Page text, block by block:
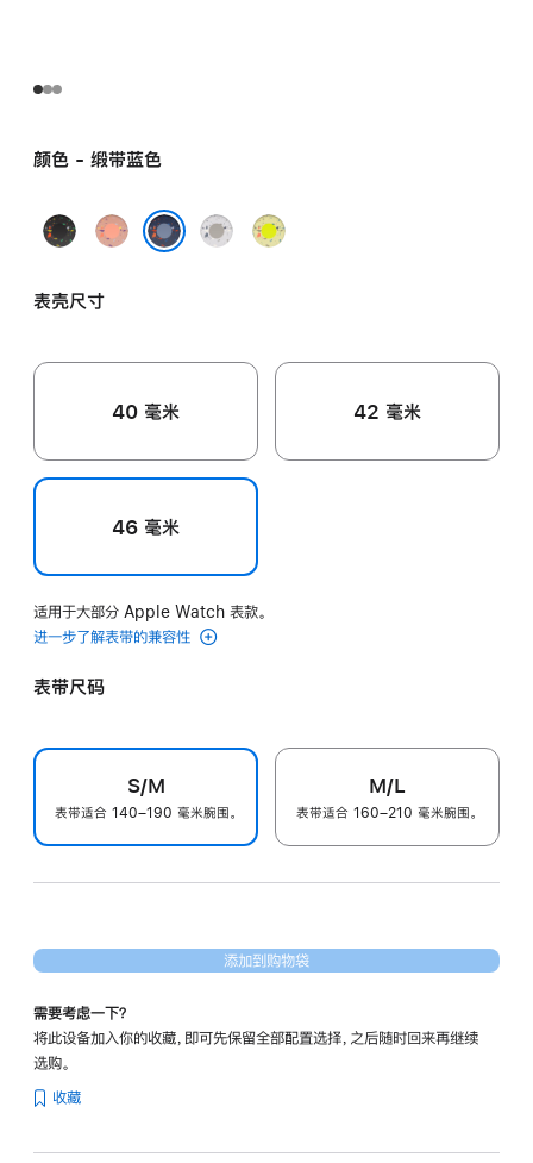
颜色 - 缎带蓝色
午
黑
山
粉
朦
荧
表壳尺寸
40 毫米 42 毫米
46 毫米
适用于大部分 Apple Watch 表款。
进一步了解表带的兼容性
表带尺码
S/M
表带适合 140–190 毫米腕围。
M/L
表带适合 160–210 毫米腕围。
添加到购物袋
需要考虑一下？
将此设备加入你的收藏，即可先保留全部配置选择，之后随时回来再继续
选购。
收藏